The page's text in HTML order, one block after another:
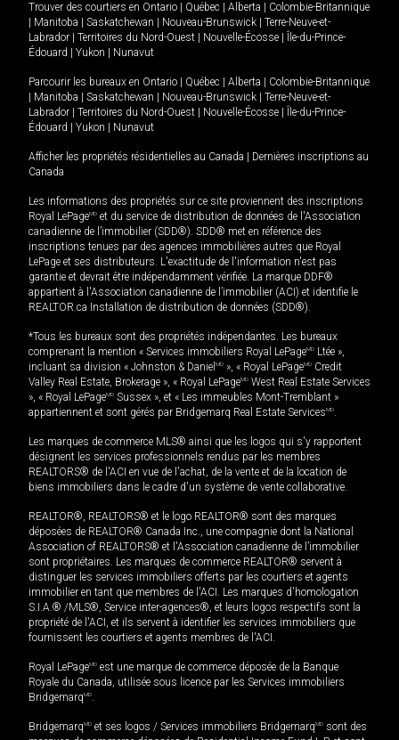
Trouver des courtiers en Ontario Québec Alberta
Colombie-Britannique
Manitoba Saskatchewan Nouveau-Brunswick
Terre-Neuve-et-
Labrador
Territoires du Nord-Ouest Nouvelle-Écosse
Île-du-Prince-
Édouard
Yukon Nunavut
Parcourir les bureaux en Ontario Québec Alberta
Colombie-Britannique
Manitoba Saskatchewan Nouveau-Brunswick
Terre-Neuve-et-
Labrador
Territoires du Nord-Ouest Nouvelle-Écosse
Île-du-Prince-
Édouard
Yukon Nunavut
Afficher les propriétés résidentielles au Canada
Dernières inscriptions au
Canada
Les informations des propriétés sur ce site proviennent des inscriptions
Royal LePageMD et du service de distribution de données de l'Association
canadienne de l’immobilier (SDD®). SDD® met en référence des
inscriptions tenues par des agences immobilières autres que Royal
LePage et ses distributeurs. L'exactitude de l'information n'est pas
garantie et devrait être indépendamment vérifiée. La marque DDF®
appartient à l'Association canadienne de l’immobilier (ACI) et identifie le
REALTOR.ca Installation de distribution de données (SDD®).
*Tous les bureaux sont des propriétés indépendantes. Les bureaux
comprenant la mention « Services immobiliers Royal LePageMD Ltée »,
incluant sa division « Johnston & Daniel MD », « Royal LePageMD Credit
Valley Real Estate, Brokerage », « Royal LePageMD West Real Estate Services
», « Royal LePageMD Sussex », et « Les immeubles Mont-Tremblant »
appartiennent et sont gérés par Bridgemarq Real Estate ServicesMD.
Les marques de commerce MLS® ainsi que les logos qui s'y rapportent
désignent les services professionnels rendus par les membres
REALTORS® de l'ACI en vue de l'achat, de la vente et de la location de
biens immobiliers dans le cadre d'un système de vente collaborative.
REALTOR®, REALTORS® et le logo REALTOR® sont des marques
déposées de REALTOR® Canada Inc., une compagnie dont la National
Association of REALTORS® et l'Association canadienne de l’immobilier
sont propriétaires. Les marques de commerce REALTOR® servent à
distinguer les services immobiliers offerts par les courtiers et agents
immobilier en tant que membres de l'ACI. Les marques d'homologation
S.I.A.® /MLS®, Service inter-agences®, et leurs logos respectifs sont la
propriété de l'ACI, et ils servent à identifier les services immobiliers que
fournissent les courtiers et agents membres de l'ACI.
Royal LePageMD est une marque de commerce déposée de la Banque
Royale du Canada, utilisée sous licence par les Services immobiliers
BridgemarqMD.
BridgemarqMD et ses logos / Services immobiliers BridgemarqMD sont des